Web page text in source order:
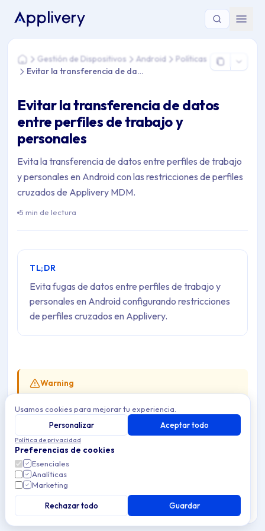
Estás aquí: Home > Gestión de Dispositivos > Android >
HomeGestión de Dispositivos Android
Políticas
Evitar la transferencia de datos
Evitar la transferencia de datos
entre perfiles de trabajo y
personales
Evita la transferencia de datos entre perfiles de trabajo
y personales en Android con las restricciones de perfiles
cruzados de Applivery MDM.
5 min de lectura
TL;DR
Evita fugas de datos entre perfiles de trabajo y
personales en Android configurando restricciones
de perfiles cruzados en Applivery.
Warning
Las restricciones de perfiles cruzados requieren un
perfil de trabajo (inscripción COPE o BYOD) yno
están disponibles en dispositivos AOSP. En
AOSP, el Applivery DPC se ejecuta como Device
Owner en todo el dispositivo: no hay perfil personal
del que separar los datos.
Proteger la privacidad de los datos corporativos es
esencial para garantizar la seguridad e integridad de tu
Usamos cookies para mejorar tu experiencia.
Personalizar
Aceptar todo
Política de privacidad
Preferencias de cookies
Esenciales
Analíticas
Marketing
Rechazar todo Guardar